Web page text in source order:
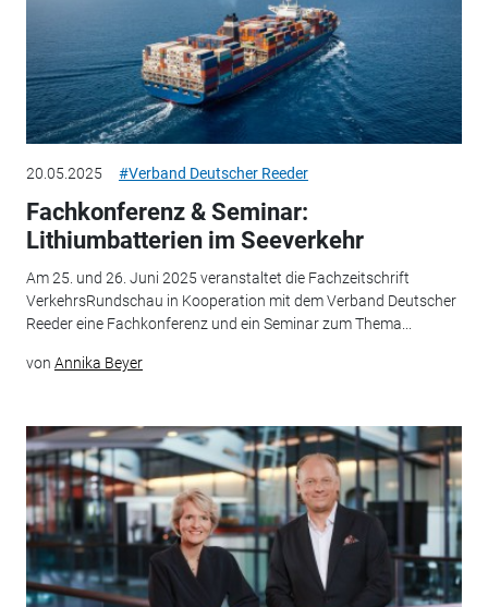
20.05.2025 #Verband Deutscher Reeder
Fachkonferenz & Seminar:
Lithiumbatterien im Seeverkehr
Am 25. und 26. Juni 2025 veranstaltet die Fachzeitschrift
VerkehrsRundschau in Kooperation mit dem Verband Deutscher
Reeder eine Fachkonferenz und ein Seminar zum Thema...
von Annika Beyer